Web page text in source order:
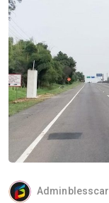
Adminblesscar